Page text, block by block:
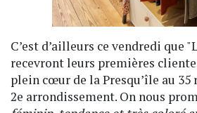
C’est d’ailleurs ce vendredi que
recevront leurs premières
plein cœur de la Presqu’île au 35
2e arrondissement. On nous